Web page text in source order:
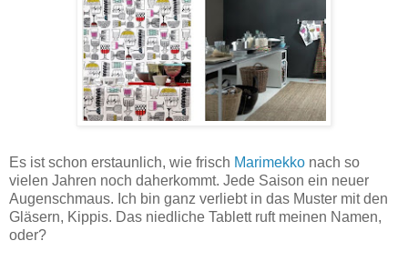
Es ist schon erstaunlich, wie frisch Marimekko nach so
vielen Jahren noch daherkommt. Jede Saison ein neuer
Augenschmaus. Ich bin ganz verliebt in das Muster mit den
Gläsern, Kippis. Das niedliche Tablett ruft meinen Namen,
oder?